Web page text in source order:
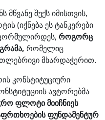
შუქს იმისთვის,
(იქნება ეს ტანკერები
როგორც
რომელიც
მხარდაჭერით.
კონსტიტუციური
ავტორებმა
ფლოტი მიიჩნიეს
ფუნდამენტურ